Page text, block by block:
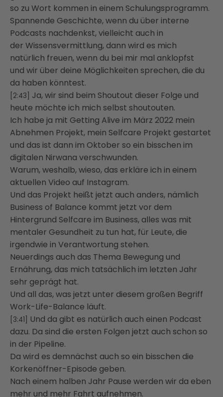
so zu Wort kommen in einem Schulungsprogramm.
Spannende Geschichte, wenn du über interne
Podcasts nachdenkst, vielleicht auch in
der Wissensvermittlung, dann wird es mich
natürlich freuen, wenn du bei mir mal anklopfst
und wir über deine Möglichkeiten sprechen, die du
da haben könntest.
[2:43]
Ja, wir sind beim Shoutout dieser Folge und
heute möchte ich mich selbst shoutouten.
Ich habe ja mit Getting Alive im März 2022 mein
Abnehmen Projekt, mein Selfcare Projekt gestartet
und das ist dann im Oktober so ein bisschen im
digitalen Nirwana verschwunden.
Warum, weshalb, wieso, das erkläre ich in einem
aktuellen Video auf Instagram.
Und das Projekt heißt jetzt auch anders, nämlich
Business of Balance kommt jetzt vor dem
Hintergrund Selfcare im Business, alles was mit
mentaler Gesundheit zu tun hat, für Leute, die
irgendwie in Verantwortung stehen.
Neuerdings auch das Thema Bewegung und
Ernährung, das mich tatsächlich im letzten Jahr
sehr geprägt hat.
Und all das, was jetzt unter diesem großen Begriff
Work-Life-Balance läuft.
[3:41]
Und da gibt es natürlich auch einen Podcast
dazu. Da sind die ersten Folgen jetzt auch schon so
in der Pipeline.
Da wird es demnächst auch so ein bisschen die
Korkenöffner-Episode geben.
Nach einem halben Jahr Pause werden wir da eben
mehr und mehr Fahrt aufnehmen.